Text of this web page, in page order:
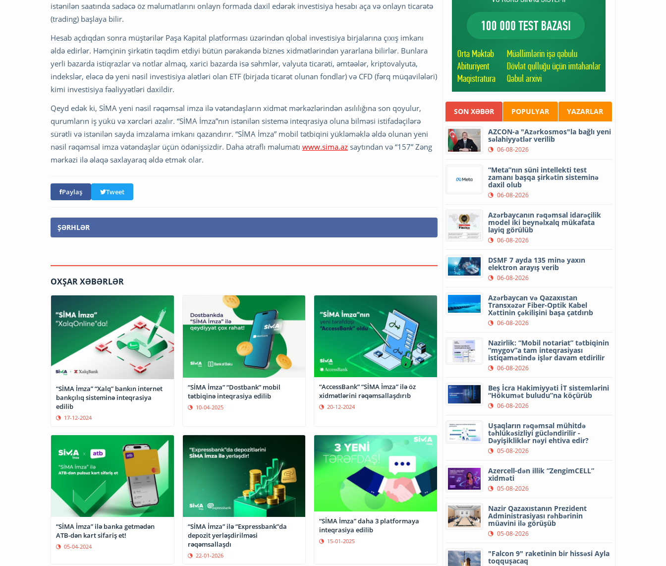
istənilən saatında sadəcə öz məlumatlarını onlayn formada daxil edərək investisiya hesabı aça və onlayn ticarətə
(trading) başlaya bilir.
Hesab açdıqdan sonra müştərilər Paşa Kapital platforması üzərindən qlobal investisiya birjalarına çıxış imkanı
əldə edirlər. Həmçinin şirkətin təqdim etdiyi bütün pərakəndə biznes xidmətlərindən yararlana bilirlər. Bunlara
yerli bazarda istiqrazlar və notlar almaq, xarici bazarda isə səhmlər, valyuta ticarəti, əmtəələr, kriptovalyuta,
indekslər, eləcə də yeni nəsil investisiya alətləri olan ETF (birjada ticarət olunan fondlar) və CFD (fərq müqavilələri)
kimi investisiya fəaliyyətləri daxildir.
Qeyd edək ki, SİMA yeni nəsil rəqəmsal imza ilə vətəndaşların xidmət mərkəzlərindən asılılığına son qoyulur,
qurumların iş yükü və xərcləri azalır. “SİMA İmza”nın istənilən sistemə inteqrasiya oluna bilməsi istifadəçilərə
sürətli və istənilən sayda imzalama imkanı qazandırır. “SİMA İmza” mobil tətbiqini yükləməklə əldə olunan yeni
nəsil rəqəmsal imza vətəndaşlar üçün ödənişsizdir. Daha ətraflı məlumatı www.sima.az saytından və “157” Zəng
mərkəzi ilə əlaqə saxlayaraq əldə etmək olar.
Paylaş Tweet
ŞƏRHLƏR
OXŞAR XƏBƏRLƏR
“SİMA İmza” “Xalq” bankın internet
bankçılıq sisteminə inteqrasiya
edilib
17-12-2024
“SİMA İmza” “Dostbank” mobil
tətbiqinə inteqrasiya edilib
10-04-2025
“AccessBank” “SİMA İmza” ilə öz
xidmətlərini rəqəmsallaşdırıb
20-12-2024
“SİMA İmza” ilə banka getmədən
ATB-dən kart sifariş et!
05-04-2024
“SİMA İmza” ilə “Expressbank”da
depozit yerləşdirilməsi
rəqəmsallaşdı
22-01-2026
“SİMA İmza” daha 3 platformaya
inteqrasiya edilib
15-01-2025
SON XƏBƏR POPULYAR YAZARLAR
AZCON-a "Azərkosmos"la bağlı yeni
səlahiyyətlər verilib
06-08-2026
“Meta”nın süni intellekti test
zamanı başqa şirkətin sisteminə
daxil olub
06-08-2026
Azərbaycanın rəqəmsal idarəçilik
model iki beynəlxalq mükafata
layiq görülüb
06-08-2026
DSMF 7 ayda 135 minə yaxın
elektron arayış verib
06-08-2026
Azərbaycan və Qazaxıstan
Transxəzər Fiber-Optik Kabel
Xəttinin çəkilişini başa çatdırıb
06-08-2026
Nazirlik: “Mobil notariat” tətbiqinin
“mygov”a tam inteqrasiyası
istiqamətində işlər davam etdirilir
06-08-2026
Beş İcra Hakimiyyəti İT sistemlərini
“Hökumət buludu”na köçürüb
06-08-2026
Uşaqların rəqəmsal mühitdə
təhlükəsizliyi gücləndirilir -
Dəyişikliklər nəyi ehtiva edir?
05-08-2026
Azercell-dən illik “ZengimCELL”
xidməti
05-08-2026
Nazir Qazaxıstanın Prezident
Administrasiyası rəhbərinin
müavini ilə görüşüb
05-08-2026
"Falcon 9" raketinin bir hissəsi Ayla
toqquşacaq